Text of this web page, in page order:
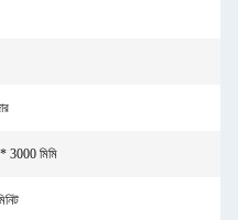
3000 মিমি